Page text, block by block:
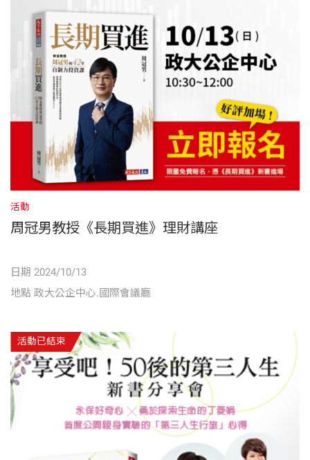
活動
周冠男教授《長期買進》理財講座
日期 2024/10/13
地點 政大公企中心.國際會議廳